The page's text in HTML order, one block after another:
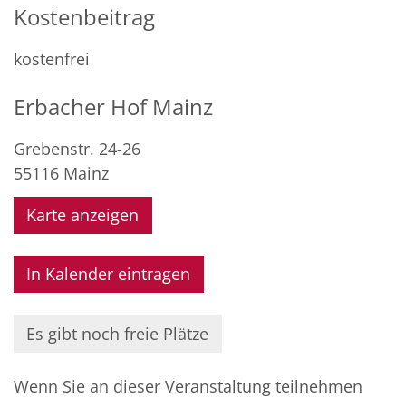
Kostenbeitrag
kostenfrei
Erbacher Hof Mainz
Grebenstr. 24-26
55116 Mainz
Karte anzeigen
In Kalender eintragen
Es gibt noch freie Plätze
Wenn Sie an dieser Veranstaltung teilnehmen